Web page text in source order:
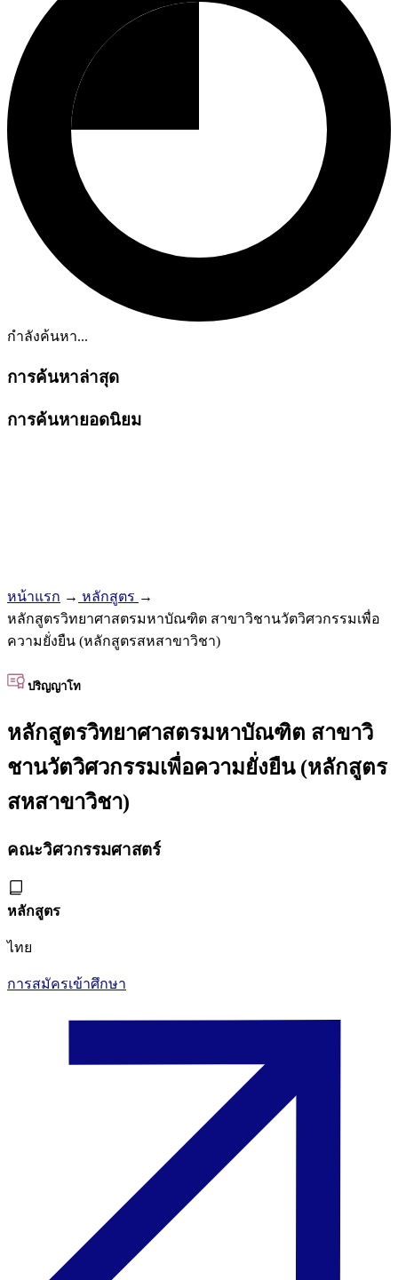
กำลังค้นหา...
การค้นหาล่าสุด
การค้นหายอดนิยม
หน้าแรก → หลักสูตร →
หลักสูตรวิทยาศาสตรมหาบัณฑิต สาขาวิชานวัตวิศวกรรมเพื่อ
ความยั่งยืน (หลักสูตรสหสาขาวิชา)
ปริญญาโท
หลักสูตรวิทยาศาสตรมหาบัณฑิต สาขาวิ
ชานวัตวิศวกรรมเพื่อความยั่งยืน (หลักสูตร
สหสาขาวิชา)
คณะวิศวกรรมศาสตร์
หลักสูตร
ไทย
การสมัครเข้าศึกษา